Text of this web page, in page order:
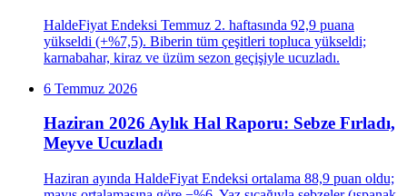
HaldeFiyat Endeksi Temmuz 2. haftasında 92,9 puana
yükseldi (+%7,5). Biberin tüm çeşitleri topluca yükseldi;
karnabahar, kiraz ve üzüm sezon geçişiyle ucuzladı.
6 Temmuz 2026
Haziran 2026 Aylık Hal Raporu: Sebze Fırladı,
Meyve Ucuzladı
Haziran ayında HaldeFiyat Endeksi ortalama 88,9 puan oldu;